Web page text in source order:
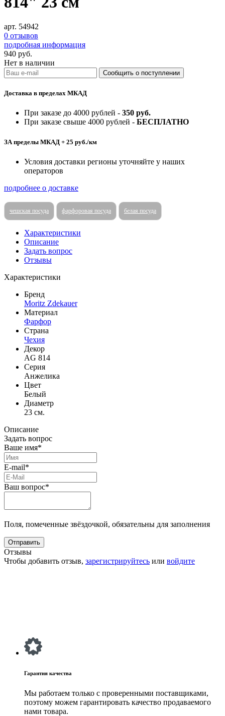
арт. 54942
0 отзывов
подробная информация
940 руб.
Нет в наличии
Доставка в пределах МКАД
При заказе до 4000 рублей - 350 руб.
При заказе свыше 4000 рублей - БЕСПЛАТНО
ЗА пределы МКАД + 25 руб./км
Условия доставки регионы уточняйте у наших
операторов
подробнее о доставке
чешская посуда фарфоровая посуда белая посуда
Характеристики
Описание
Задать вопрос
Отзывы
Характеристики
Бренд
Moritz Zdekauer
Материал
Фарфор
Страна
Чехия
Декор
AG 814
Серия
Анжелика
Цвет
Белый
Диаметр
23 см.
Описание
Задать вопрос
Ваше имя*
E-mail*
Ваш вопрос*
Поля, помеченные звёздочкой, обязательны для заполнения
Отзывы
Чтобы добавить отзыв, зарегистрируйтесь или войдите
Гарантия качества
Мы работаем только с проверенными поставщиками,
поэтому можем гарантировать качество продаваемого
нами товара.